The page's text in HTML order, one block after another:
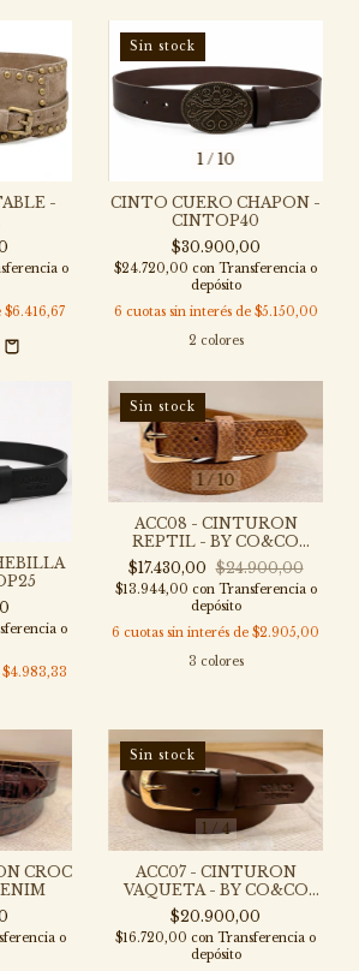
-
o
$6.416,67
1/ 10
Sin stock
CINTO CUERO CHAPON -
CINTOP40
$30.900,00
$24.720,00 con Transferencia o
depósito
6 cuotas sin interés de $5.150,00
2 colores
o
$4.983,33
1 /10
Sin stock
ACC08 - CINTURON
REPTIL - BY CO&CO
DENIM
$17.430,00 $24.900,00
$13.944,00 con Transferencia o
depósito
6 cuotas sin interés de $2.905,00
3 colores
CROC
o
1 / 4
Sin stock
ACC07 - CINTURON
VAQUETA - BY CO&CO
DENIM
$20.900,00
$16.720,00 con Transferencia o
depósito